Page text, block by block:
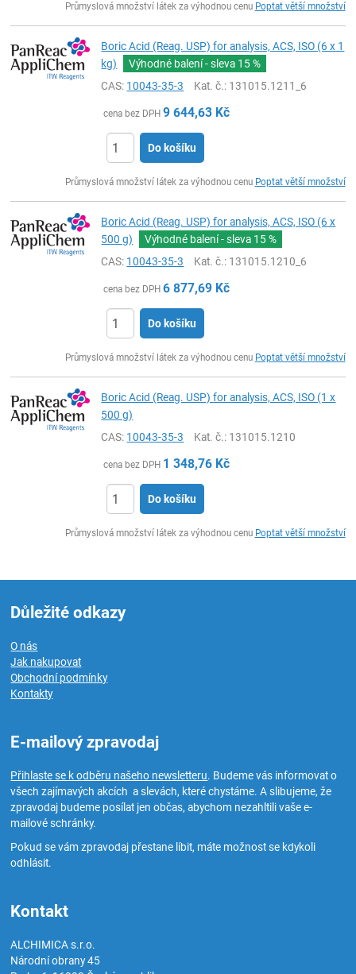
Průmyslová množství látek za výhodnou cenu Poptat větší množství
Boric Acid (Reag. USP) for analysis, ACS, ISO (6 x 1
kg)
Výhodné balení - sleva 15 %
CAS: 10043-35-3 Kat. č.: 131015.1211_6
cena bez DPH 9 644,63 Kč
Do košíku
Průmyslová množství látek za výhodnou cenu Poptat větší množství
Boric Acid (Reag. USP) for analysis, ACS, ISO (6 x
500 g)
Výhodné balení - sleva 15 %
CAS: 10043-35-3 Kat. č.: 131015.1210_6
cena bez DPH 6 877,69 Kč
Do košíku
Průmyslová množství látek za výhodnou cenu Poptat větší množství
Boric Acid (Reag. USP) for analysis, ACS, ISO (1 x
500 g)
CAS: 10043-35-3 Kat. č.: 131015.1210
cena bez DPH 1 348,76 Kč
Do košíku
Průmyslová množství látek za výhodnou cenu Poptat větší množství
Důležité odkazy
O nás
Jak nakupovat
Obchodní podmínky
Kontakty
E-mailový zpravodaj
Přihlaste se k odběru našeho newsletteru. Budeme vás informovat o
všech zajímavých akcích a slevách, které chystáme. A slibujeme, že
zpravodaj budeme posílat jen občas, abychom nezahltili vaše e-
mailové schránky.
Pokud se vám zpravodaj přestane líbit, máte možnost se kdykoli
odhlásit.
Kontakt
ALCHIMICA s.r.o.
Národní obrany 45